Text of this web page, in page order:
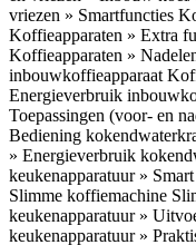
vriezen » Smartfuncties
Koffieapparaten » Extra
Koffieapparaten »
inbouwkoffieapparaat
Energieverbruik
Toepassingen (voor- en
Bediening
» Energieverbruik
keukenapparatuur »
Slimme koffiemachine
keukenapparatuur »
keukenapparatuur »